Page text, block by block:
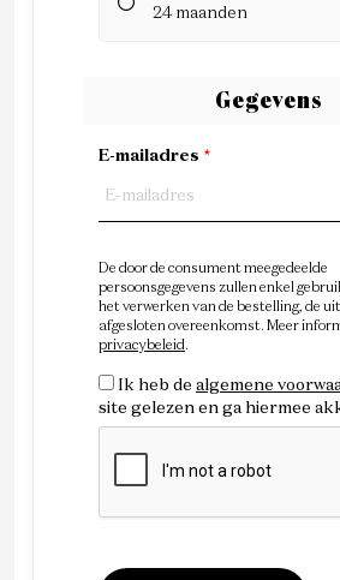
24 maanden
Gegevens
E-mailadres *
De door de consument meegedeelde
persoonsgegevens zullen enkel
het verwerken van de bestelling, de
afgesloten overeenkomst. Meer
privacybeleid.
Ik heb de algemene
site gelezen en ga hiermee